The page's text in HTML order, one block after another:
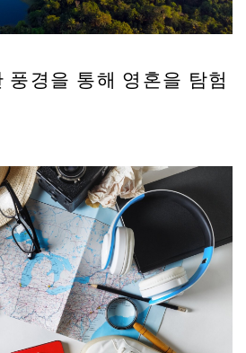
풍경을 통해 영혼을 탐험